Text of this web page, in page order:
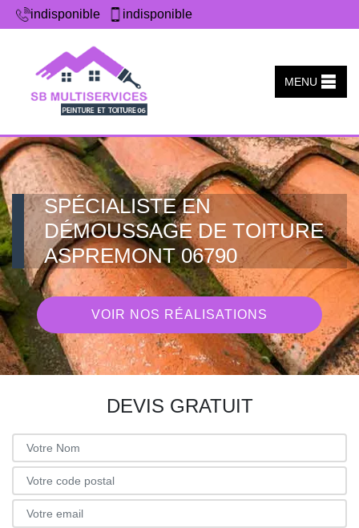
indisponible indisponible
MENU
SPÉCIALISTE EN
DÉMOUSSAGE DE TOITURE
ASPREMONT 06790
VOIR NOS RÉALISATIONS
DEVIS GRATUIT